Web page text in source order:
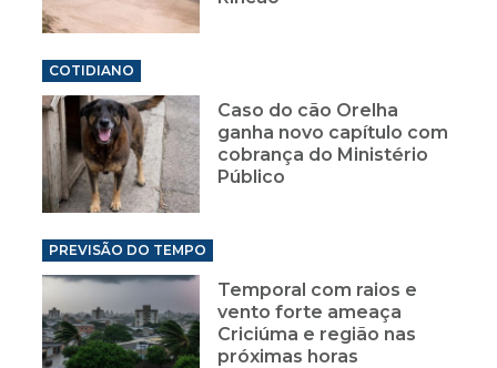
COTIDIANO
Caso do cão Orelha
ganha novo capítulo com
cobrança do Ministério
Público
PREVISÃO DO TEMPO
Temporal com raios e
vento forte ameaça
Criciúma e região nas
próximas horas